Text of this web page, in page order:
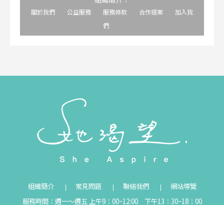
關於我們 公益服務 服務條款 合作提案
加入我
們
組織簡介 常見問題 聯絡我們
網站導覽
服務時間：週一～週五 上午9：00~12:00 下午13：30~18：00